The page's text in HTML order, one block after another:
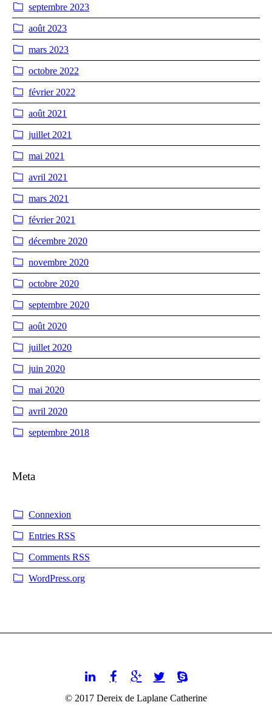
septembre 2023
août 2023
mars 2023
octobre 2022
février 2022
août 2021
juillet 2021
mai 2021
avril 2021
mars 2021
février 2021
décembre 2020
novembre 2020
octobre 2020
septembre 2020
août 2020
juillet 2020
juin 2020
mai 2020
avril 2020
septembre 2018
Meta
Connexion
EntriesRSS
CommentsRSS
WordPress.org
© 2017 Dereix de Laplane Catherine